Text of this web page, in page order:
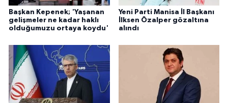
Başkan Kepenek; 'Yaşanan
gelişmeler ne kadar haklı
olduğumuzu ortaya koydu'
Yeni Parti Manisa İl Başkanı
İlksen Özalper gözaltına
alındı